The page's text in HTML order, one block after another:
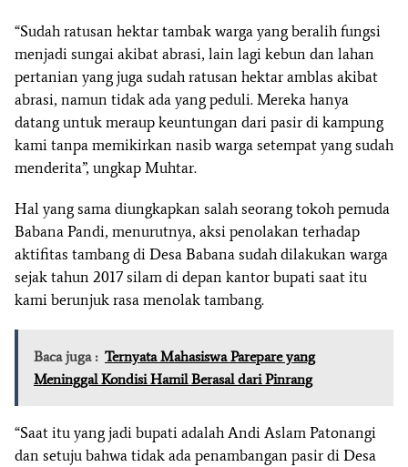
“Sudah ratusan hektar tambak warga yang beralih fungsi
menjadi sungai akibat abrasi, lain lagi kebun dan lahan
pertanian yang juga sudah ratusan hektar amblas akibat
abrasi, namun tidak ada yang peduli. Mereka hanya
datang untuk meraup keuntungan dari pasir di kampung
kami tanpa memikirkan nasib warga setempat yang sudah
menderita”, ungkap Muhtar.
Hal yang sama diungkapkan salah seorang tokoh pemuda
Babana Pandi, menurutnya, aksi penolakan terhadap
aktifitas tambang di Desa Babana sudah dilakukan warga
sejak tahun 2017 silam di depan kantor bupati saat itu
kami berunjuk rasa menolak tambang.
Baca juga : Ternyata Mahasiswa Parepare yang
Meninggal Kondisi Hamil Berasal dari Pinrang
“Saat itu yang jadi bupati adalah Andi Aslam Patonangi
dan setuju bahwa tidak ada penambangan pasir di Desa